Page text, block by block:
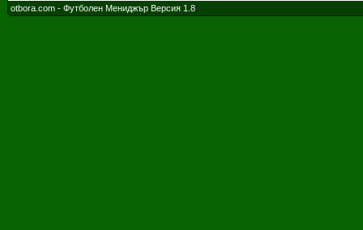
otbora.com - Футболен Мениджър Версия 1.8